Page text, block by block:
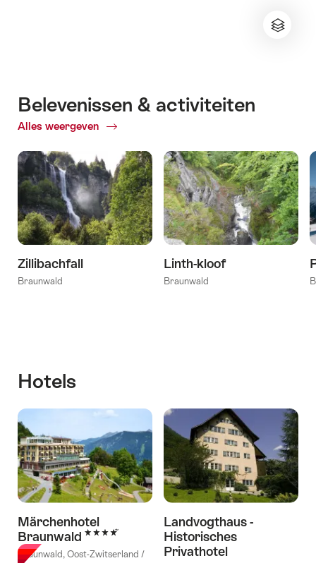
Belevenissen & activiteiten
Alles weergeven
ofBelevenissen
activiteiten
Zillibachfall
Braunwald
Linth-kloof
Braunwald
Hotels
Märchenhotel
Braunwald 4 Sterren
Braunwald, Oost-Zwitserland /
Landvogthaus -
Historisches
Privathotel